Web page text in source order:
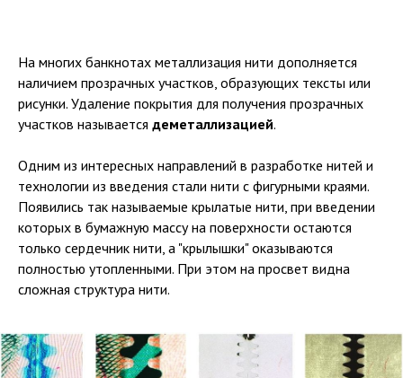
На многих банкнотах металлизация нити дополняется
наличием прозрачных участков, образующих тексты или
рисунки. Удаление покрытия для получения прозрачных
участков называется деметаллизацией.
Одним из интересных направлений в разработке нитей и
технологии из введения стали нити с фигурными краями.
Появились так называемые крылатые нити, при введении
которых в бумажную массу на поверхности остаются
только сердечник нити, а "крылышки" оказываются
полностью утопленными. При этом на просвет видна
сложная структура нити.